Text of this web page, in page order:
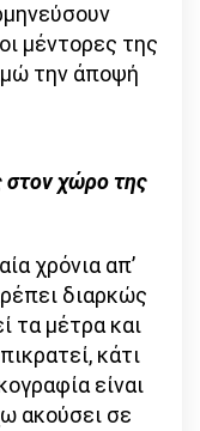
μέντορες της
την άποψή
στον χώρο της
χρόνια απ’
διαρκώς
τα μέτρα και
κάτι
είναι
ακούσει σε